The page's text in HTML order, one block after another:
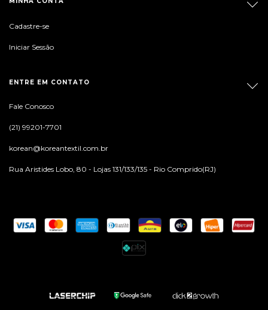
Cadastre-se
Iniciar Sessão
ENTRE EM CONTATO
Fale Conosco
(21) 99201-7701
korean@koreantextil.com.br
Rua Aristides Lobo, 80 - Lojas 131/133/135 - Rio Comprido(RJ)